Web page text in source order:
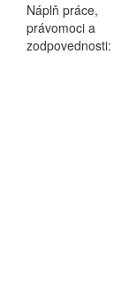
Náplň práce,
právomoci a
zodpovednosti: